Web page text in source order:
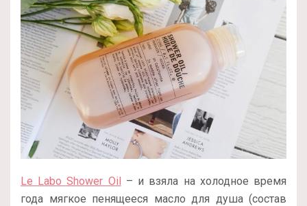
Le Labo Shower Oil – и взяла на холодное время
года мягкое пенящееся масло для душа (состав